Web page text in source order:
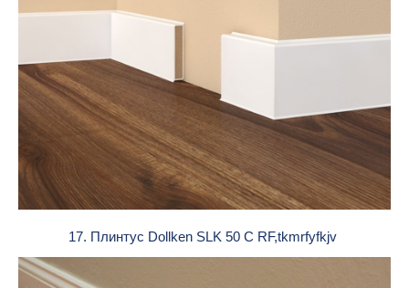
17. Плинтус Dollken SLK 50 C RF,tkmrfyfkjv